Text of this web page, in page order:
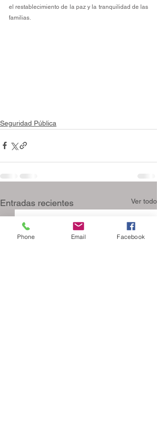
el restablecimiento de la paz y la tranquilidad de las
familias.
Seguridad Pública
Entradas recientes Ver todo
Phone Email Facebook